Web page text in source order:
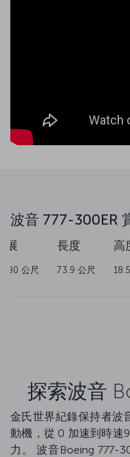
波音 777-300ER
展
公尺
長度
73.9 公尺
高
探索波音
金氏世界紀錄保持者波
動機，從 0 加速到時速
力。 波音Boeing 777-